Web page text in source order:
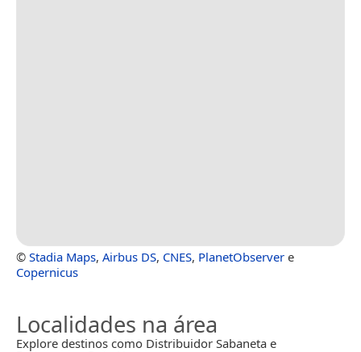
© Stadia Maps, Airbus DS, CNES, PlanetObserver e
Copernicus
Localidades na área
Explore destinos como Distribuidor Sabaneta e